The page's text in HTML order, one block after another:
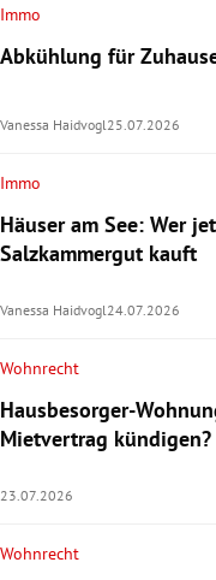
Immo
Abkühlung für
Vanessa Haidvogl25.07.2026
Immo
Häuser am See: Wer
Salzkammergut kauft
Vanessa Haidvogl24.07.2026
Wohnrecht
Hausbesorger-
Mietvertrag kündigen?
23.07.2026
Wohnrecht